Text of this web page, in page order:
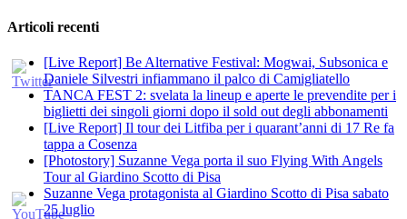
Articoli recenti
[Live Report] Be Alternative Festival: Mogwai, Subsonica e
Daniele Silvestri infiammano il palco di Camigliatello
TANCA FEST 2: svelata la lineup e aperte le prevendite per i
biglietti dei singoli giorni dopo il sold out degli abbonamenti
[Live Report] Il tour dei Litfiba per i quarant’anni di 17 Re fa
tappa a Cosenza
[Photostory] Suzanne Vega porta il suo Flying With Angels
Tour al Giardino Scotto di Pisa
Suzanne Vega protagonista al Giardino Scotto di Pisa sabato
25 luglio